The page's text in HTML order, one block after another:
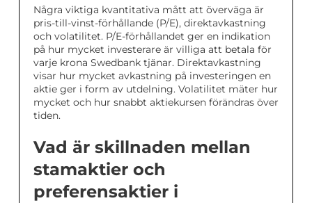
Några viktiga kvantitativa mått att överväga är
pris-till-vinst-förhållande (P/E), direktavkastning
och volatilitet. P/E-förhållandet ger en indikation
på hur mycket investerare är villiga att betala för
varje krona Swedbank tjänar. Direktavkastning
visar hur mycket avkastning på investeringen en
aktie ger i form av utdelning. Volatilitet mäter hur
mycket och hur snabbt aktiekursen förändras över
tiden.
Vad är skillnaden mellan
stamaktier och
preferensaktier i